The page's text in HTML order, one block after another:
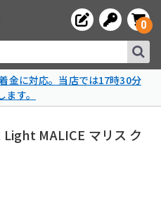
0
金に対応。当店では17時30分
す。
MALICE マリス ク